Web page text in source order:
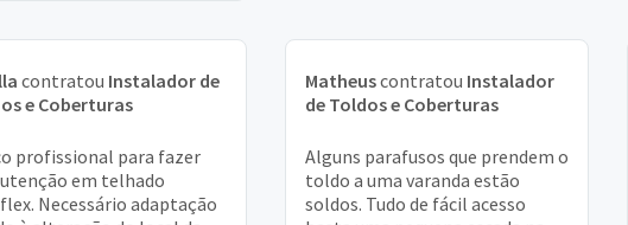
contratou Instalador de
e Coberturas
profissional para fazer
em telhado
Necessário adaptação
Matheuscontratou Instalador
de Toldos e Coberturas
Alguns parafusos que prendem o
toldo a uma varanda estão
soldos. Tudo de fácil acesso